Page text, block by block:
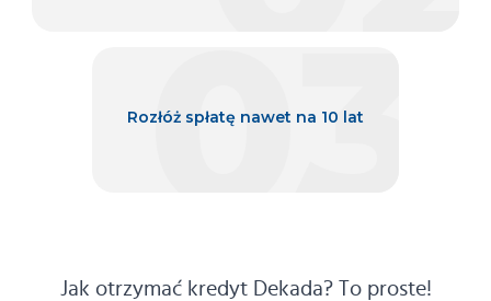
Rozłóż spłatę nawet na 10 lat
03
Jak otrzymać kredyt Dekada? To proste!